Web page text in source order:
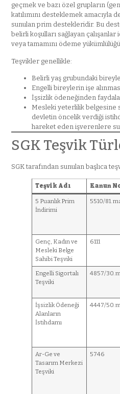
geçmek ve bazı özel grupların
katılımını desteklemek amacıyla
sunulan prim destekleridir. Bu
belirli koşulları sağlayan çalışanlar
veya tamamını ödeme
Teşvikler genellikle:
Belirli yaş grubundaki
Engelli bireylerin işe
İşsizlik ödeneğinden
Mesleki yeterlilik belgesine
devletin öncelik verdiği
hareket eden işverenlere
SGK Teşvik
SGK tarafından sunulan başlıca
Teşvik Adı Kanun
5 Puanlık Prim
İndirimi
5510/81.
Genç, Kadın ve
Mesleki Belge
Sahibi Teşviki
6111
Engelli Sigortalı
Teşviki
4857/30.
İşsizlik Ödeneği
Alanların
İstihdamı
4447/50.
Ar-Ge ve
Tasarım Merkezi
Teşviki
5746